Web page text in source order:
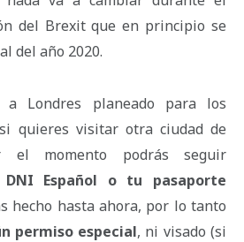
del Brexit que en principio se
del año 2020.
Londres planeado para los
quieres visitar otra ciudad de
el momento podrás seguir
DNI Español o tu pasaporte
hecho hasta ahora, por lo tanto
permiso especial, ni visado (si